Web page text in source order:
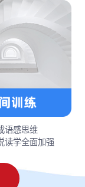
语感思维
读学全面加强